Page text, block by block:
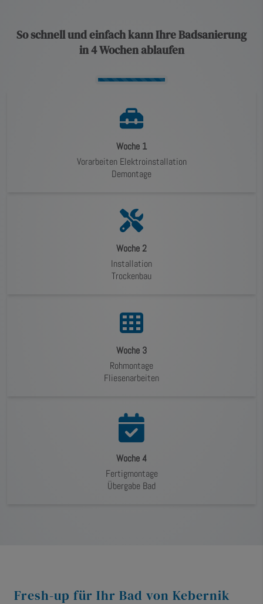
So schnell und einfach kann Ihre Badsanierung
in 4 Wochen ablaufen
Counter-
Woche 1
Vorarbeiten Elektroinstallation
Demontage
Woche 2
Installation
Trockenbau
Woche 3
Rohmontage
Fliesenarbeiten
Woche 4
Fertigmontage
Übergabe Bad
Fresh-up für Ihr Bad von Kebernik